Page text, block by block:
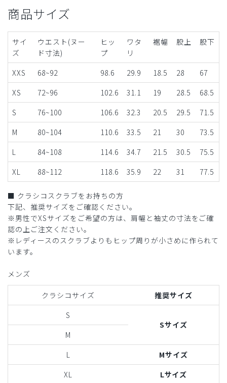
商品サイズ
サイ
ズ
ウエスト(ヌー
ド寸法)
ヒッ
プ
ワタ
リ
裾幅 股上 股下
XXS 68~92 98.6 29.9 18.5 28
67
XS
72~96 102.6 31.1 19 28.5
68.5
S
76~100 106.6 32.3 20.5 29.5
71.5
M
80~104 110.6 33.5 21 30
73.5
L
84~108 114.6 34.7 21.5 30.5
75.5
XL
88~112 118.6 35.9 22 31 77.5
■ クラシコスクラブをお持ちの方
下記、推奨サイズをご確認ください。
※男性でXSサイズをご希望の方は、肩幅と袖丈の寸法をご確
認の上ご注文ください。
※レディースのスクラブよりもヒップ周りが小さめに作られて
います。
メンズ
クラシコサイズ
推奨サイズ
S
Sサイズ
M
L
Mサイズ
XL
Lサイズ